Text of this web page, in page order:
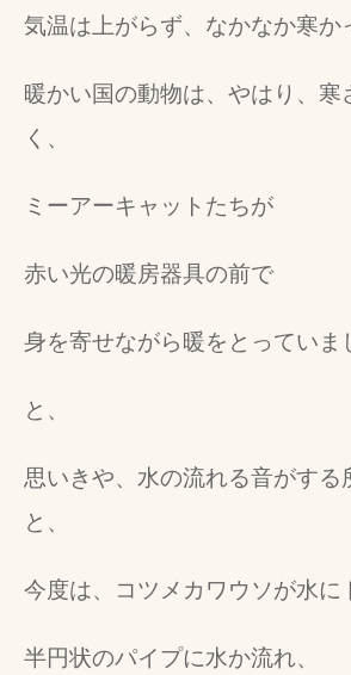
気温は上がらず、なかなか寒か
暖かい国の動物は、やはり、寒
く、
ミーアーキャットたちが
赤い光の暖房器具の前で
身を寄せながら暖をとっていま
と、
思いきや、水の流れる音がする
と、
今度は、コツメカワウソが水に
半円状のパイプに水か流れ、